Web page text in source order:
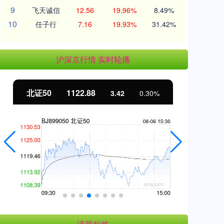
9 飞天诚信 12.56 19.96% 8.49%
10 任子行 7.16 19.93% 31.42%
沪深京行情 实时轮播
北证50 1122.88 3.42 0.30%